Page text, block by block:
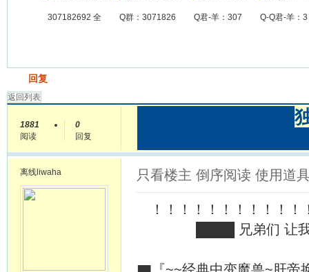
307182692 全 Q群：3071826 Q君-羊：307 Q-Q君-羊：3
回复
返回列表
1881
阅读
0
回复
████████████
离线 liwaha 只看楼主 倒序阅读 使用道
！！！！！！！！！！！
████ 兄弟们 让我